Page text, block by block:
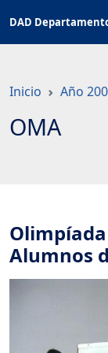
contenido
DAD
Inicio Año
OMA
Alumnos